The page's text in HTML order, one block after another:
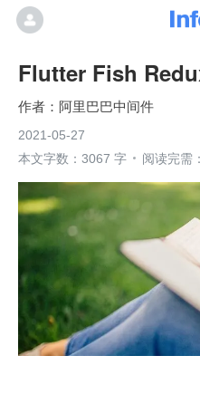
Flutter Fish
阿里巴巴中间件
2021-05-27
本文字数：3067 字
阅读完需